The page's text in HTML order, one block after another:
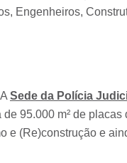
Engenheiros,
Sede da Polícia
95.000 m² de placas
e (Re)construção e